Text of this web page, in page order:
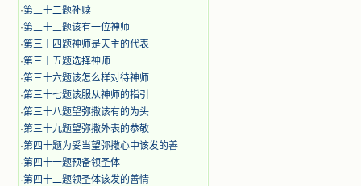
·第三十二题补赎
·第三十三题该有一位神师
·第三十四题神师是天主的代表
·第三十五题选择神师
·第三十六题该怎么样对待神师
·第三十七题该服从神师的指引
·第三十八题望弥撒该有的为头
·第三十九题望弥撒外表的恭敬
·第四十题为妥当望弥撒心中该发的善
·第四十一题预备领圣体
·第四十二题领圣体该发的善情